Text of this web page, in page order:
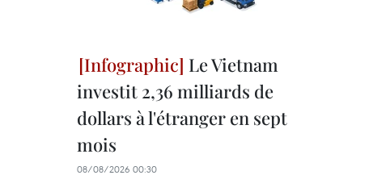
Le Vietnam
investit 2,36 milliards de
dollars à l'étranger en sept
mois
08/08/2026 00:30